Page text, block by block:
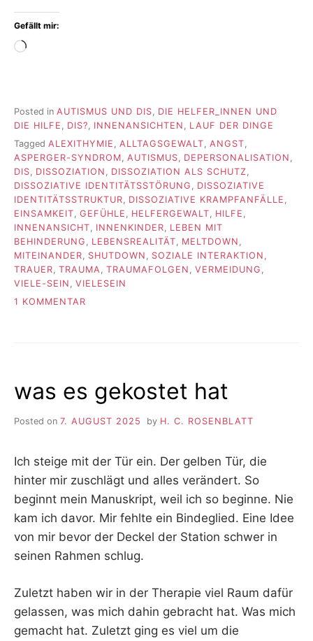
Gefällt mir:
Wird
Posted in AUTISMUS UND DIS
DIE HELFER_INNEN UND
DIE HILFE
DIS? INNENANSICHTEN
LAUF DER DINGE
Tagged ALEXITHYMIE , ALLTAGSGEWALT, ANGST,
ASPERGER-SYNDROM, AUTISMUS, DEPERSONALISATION ,
DIS, DISSOZIATION , DISSOZIATION ALS SCHUTZ,
DISSOZIATIVE IDENTITÄTSSTÖRUNG , DISSOZIATIVE
IDENTITÄTSSTRUKTUR, DISSOZIATIVE KRAMPFANFÄLLE ,
EINSAMKEIT, GEFÜHLE , HELFERGEWALT, HILFE ,
INNENANSICHT, INNENKINDER, LEBEN MIT
BEHINDERUNG , LEBENSREALITÄT, MELTDOWN ,
MITEINANDER, SHUTDOWN , SOZIALE INTERAKTION ,
TRAUER, TRAUMA, TRAUMAFOLGEN , VERMEIDUNG ,
VIELE-SEIN , VIELESEIN
1 KOMMENTAR
was es gekostet hat
Posted on 7. AUGUST 2025 by H. C. ROSENBLATT
Ich steige mit der Tür ein. Der gelben Tür, die
hinter mir zuschlägt und alles verändert. So
beginnt mein Manuskript, weil ich so beginne. Nie
kam ich davor. Mir fehlte ein Bindeglied. Eine Idee
von mir bevor der Deckel der Station schwer in
seinen Rahmen schlug.
Zuletzt haben wir in der Therapie viel Raum dafür
gelassen, was mich dahin gebracht hat. Was mich
gemacht hat. Zuletzt ging es viel um die